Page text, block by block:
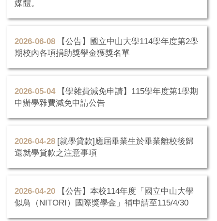
媒體。
2026-06-08
【公告】國立中山大學114學年度第2學
期校內各項捐助獎學金獲獎名單
2026-05-04
【學雜費減免申請】115學年度第1學期
申辦學雜費減免申請公告
2026-04-28 [就學貸款]應屆畢業生於畢業離校後歸
還就學貸款之注意事項
2026-04-20
【公告】本校114年度「國立中山大學
似鳥（NITORI）國際獎學金」補申請至115/4/30